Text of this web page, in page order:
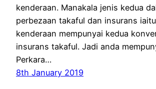
kenderaan. Manakala jenis kedua
perbezaan takaful dan insurans
kenderaan mempunyai kedua
insurans takaful. Jadi anda
Perkara…
8th January 2019